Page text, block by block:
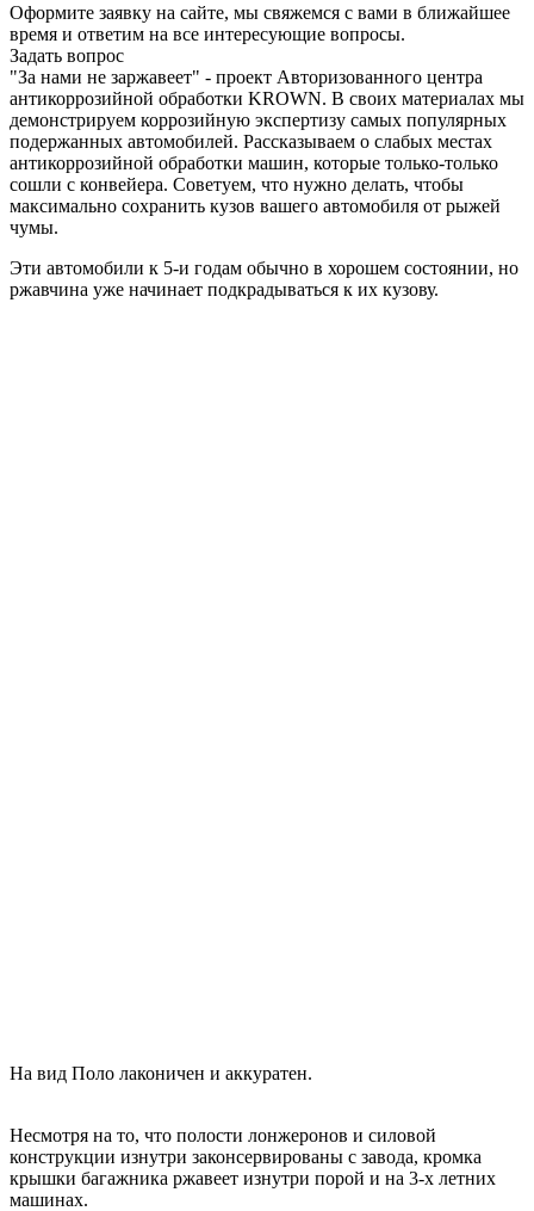
Оформите заявку на сайте, мы свяжемся с вами в ближайшее
время и ответим на все интересующие вопросы.
Задать вопрос
"За нами не заржавеет" - проект Авторизованного центра
антикоррозийной обработки KROWN. В своих материалах мы
демонстрируем коррозийную экспертизу самых популярных
подержанных автомобилей. Рассказываем о слабых местах
антикоррозийной обработки машин, которые только-только
сошли с конвейера. Советуем, что нужно делать, чтобы
максимально сохранить кузов вашего автомобиля от рыжей
чумы.
Эти автомобили к 5-и годам обычно в хорошем состоянии, но
ржавчина уже начинает подкрадываться к их кузову.
На вид Поло лаконичен и аккуратен.
Несмотря на то, что полости лонжеронов и силовой
конструкции изнутри законсервированы с завода, кромка
крышки багажника ржавеет изнутри порой и на 3-х летних
машинах.